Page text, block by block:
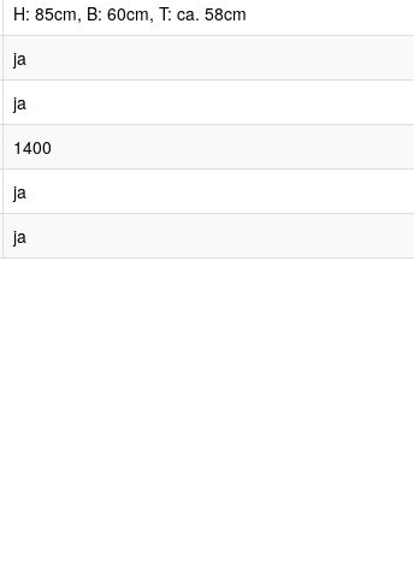
H: 85cm, B: 60cm, T: ca. 58cm
ja
ja
1400
ja
ja